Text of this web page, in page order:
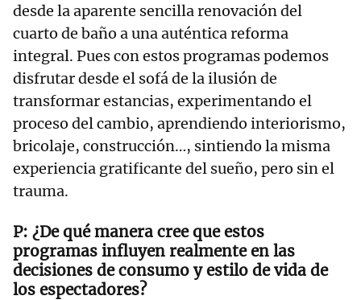
desde la aparente sencilla renovación del
cuarto de baño a una auténtica reforma
integral. Pues con estos programas podemos
disfrutar desde el sofá de la ilusión de
transformar estancias, experimentando el
proceso del cambio, aprendiendo interiorismo,
bricolaje, construcción…, sintiendo la misma
experiencia gratificante del sueño, pero sin el
trauma.
¿De qué manera cree que estos
programas influyen realmente en las
decisiones de consumo y estilo de vida de
los espectadores?